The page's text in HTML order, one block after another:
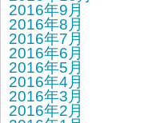
2016年9月
2016年8月
2016年7月
2016年6月
2016年5月
2016年4月
2016年3月
2016年2月